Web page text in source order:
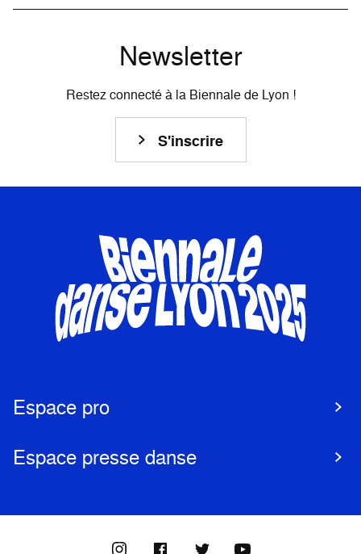
Newsletter
Restez connecté à la Biennale de Lyon !
S'inscrire
Espace pro
Espace presse danse